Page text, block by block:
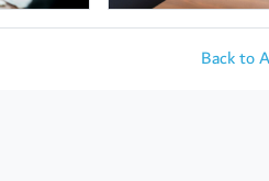
Back to